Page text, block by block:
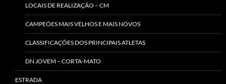
LOCAIS DE REALIZAÇÃO – CM
CAMPEÕES MAIS VELHOS E MAIS NOVOS
CLASSIFICAÇÕES DOS PRINCIPAIS ATLETAS
DN JOVEM – CORTA-MATO
ESTRADA